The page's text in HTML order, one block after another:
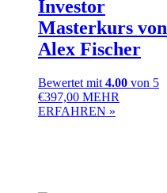
Investor
Masterkurs von
Alex Fischer
Bewertet mit 4.00 von 5
€397,00 MEHR
ERFAHREN »